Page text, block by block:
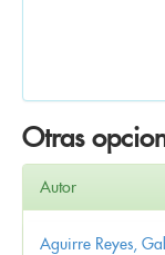
Otras
Autor
Aguirre Reyes,